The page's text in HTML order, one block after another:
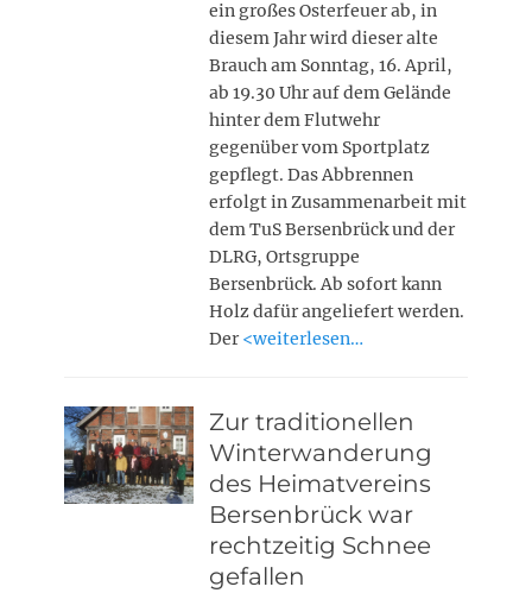
ein großes Osterfeuer ab, in
diesem Jahr wird dieser alte
Brauch am Sonntag, 16. April,
ab 19.30 Uhr auf dem Gelände
hinter dem Flutwehr
gegenüber vom Sportplatz
gepflegt. Das Abbrennen
erfolgt in Zusammenarbeit mit
dem TuS Bersenbrück und der
DLRG, Ortsgruppe
Bersenbrück. Ab sofort kann
Holz dafür angeliefert werden.
Der <weiterlesen…
Zur traditionellen
Winterwanderung
des Heimatvereins
Bersenbrück war
rechtzeitig Schnee
gefallen